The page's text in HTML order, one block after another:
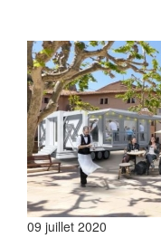
09 juillet 2020